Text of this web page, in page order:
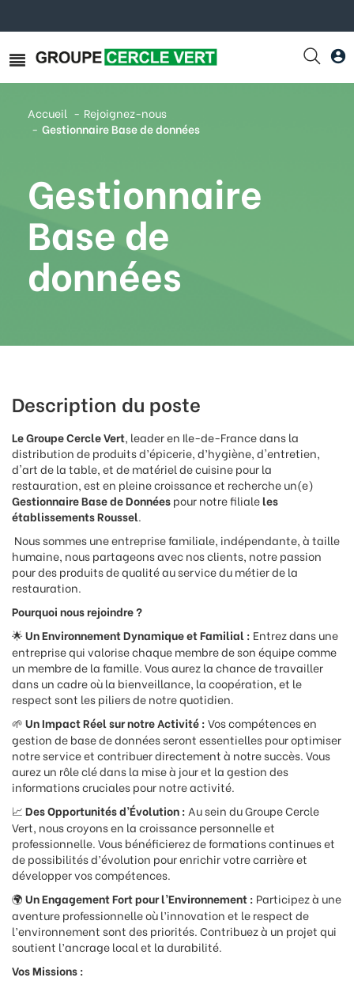
Accueil
Rejoignez-nous
Gestionnaire Base de données
Gestionnaire
Base de
données
Description du poste
Le Groupe Cercle Vert, leader en Ile-de-France dans la
distribution de produits d’épicerie, d’hygiène, d'entretien,
d'art de la table, et de matériel de cuisine pour la
restauration, est en pleine croissance et recherche un(e)
Gestionnaire Base de Donnéespour notre filialeles
établissements Roussel.
Nous sommes une entreprise familiale, indépendante, à taille
humaine, nous partageons avec nos clients, notre passion
pour des produits de qualité au service du métier de la
restauration.
Pourquoi nous rejoindre ?
🌟 Un Environnement Dynamique et Familial : Entrez dans une
entreprise qui valorise chaque membre de son équipe comme
un membre de la famille. Vous aurez la chance de travailler
dans un cadre où la bienveillance, la coopération, et le
respect sont les piliers de notre quotidien.
🌱 Un Impact Réel sur notre Activité :Vos compétences en
gestion de base de données seront essentielles pour optimiser
notre service et contribuer directement à notre succès. Vous
aurez un rôle clé dans la mise à jour et la gestion des
informations cruciales pour notre activité.
📈 Des Opportunités d’Évolution : Au sein du Groupe Cercle
Vert, nous croyons en la croissance personnelle et
professionnelle. Vous bénéficierez de formations continues et
de possibilités d’évolution pour enrichir votre carrière et
développer vos compétences.
🌍 Un Engagement Fort pour l’Environnement : Participez à une
aventure professionnelle où l’innovation et le respect de
l’environnement sont des priorités. Contribuez à un projet qui
soutient l’ancrage local et la durabilité.
Vos Missions :